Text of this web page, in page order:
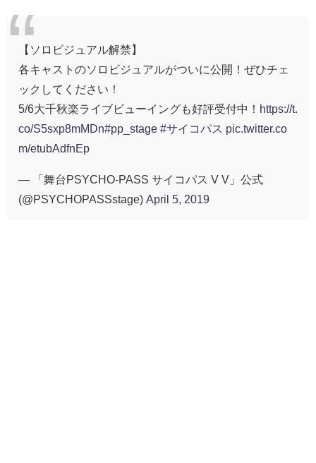
【ソロビジュアル解禁】
各キャストのソロビジュアルがついに公開！ぜひチェ
ックしてください！
5/6大千秋楽ライブビューイングも好評受付中！ https://t.
co/S5sxp8mMDn#pp_stage #サイコパス pic.twitter.co
m/etubAdfnEp
— 「舞台PSYCHO-PASS サイコパス V V」公式
(@PSYCHOPASSstage) April 5, 2019